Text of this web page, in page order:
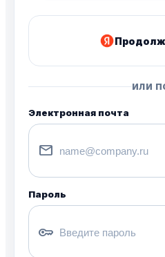
ИЛИ
Электронная почта
mail
Пароль
key